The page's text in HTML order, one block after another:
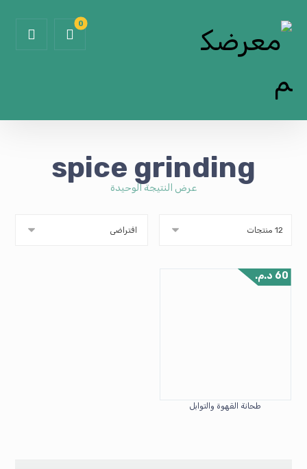
spice grinding
عرض النتيجة الوحيدة
طحانة القهوة والتوابل
60 د.م.